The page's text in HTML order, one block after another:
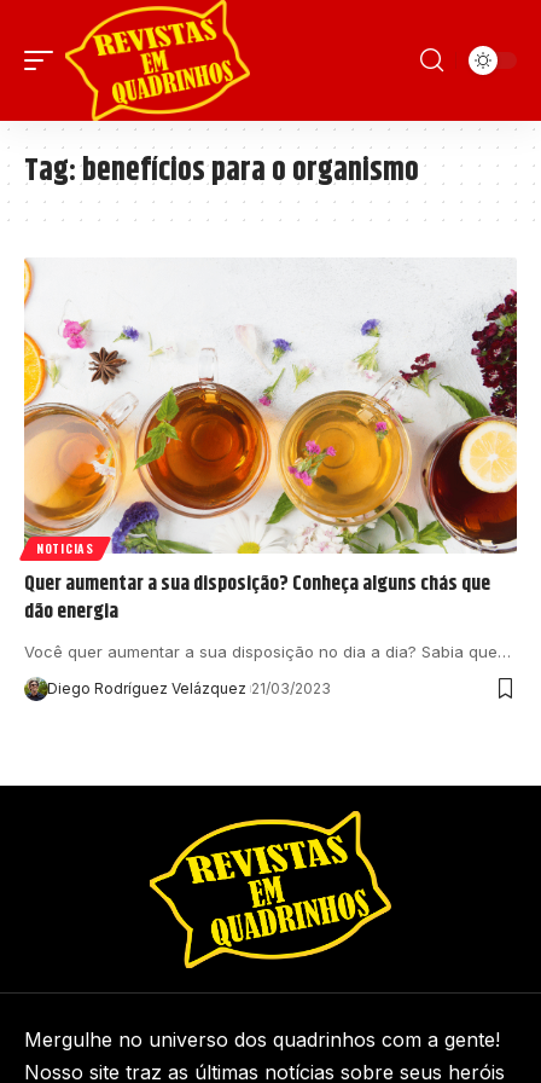
Tag:benefícios para o organismo
NOTICIAS
Quer aumentar a sua disposição? Conheça alguns chás que
dão energia
Você quer aumentar a sua disposição no dia a dia? Sabia que…
Diego Rodríguez Velázquez 21/03/2023
Mergulhe no universo dos quadrinhos com a gente!
Nosso site traz as últimas notícias sobre seus heróis